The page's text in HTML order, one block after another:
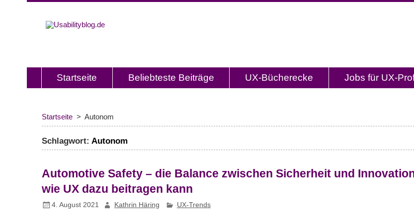
Usabilityblog ist ein Wissensportal mit Studien, Methodenbeschreibungen,
Startseite Beliebteste Beiträge UX-Bücherecke Jobs für UX-
Startseite Autonom
Schlagwort:Autonom
Automotive Safety – die Balance zwischen Sicherheit und
wie UX dazu beitragen kann
4. August 2021 Kathrin Häring UX-Trends